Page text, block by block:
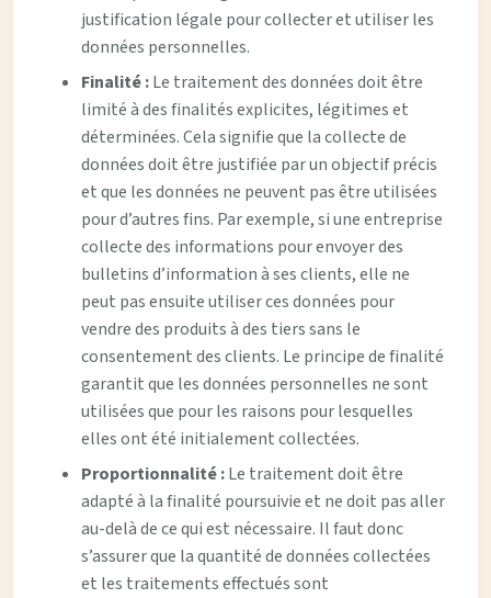
justification légale pour collecter et utiliser les
données personnelles.
Finalité :Le traitement des données doit être
limité à des finalités explicites, légitimes et
déterminées. Cela signifie que la collecte de
données doit être justifiée par un objectif précis
et que les données ne peuvent pas être utilisées
pour d’autres fins. Par exemple, si une entreprise
collecte des informations pour envoyer des
bulletins d’information à ses clients, elle ne
peut pas ensuite utiliser ces données pour
vendre des produits à des tiers sans le
consentement des clients. Le principe de finalité
garantit que les données personnelles ne sont
utilisées que pour les raisons pour lesquelles
elles ont été initialement collectées.
Proportionnalité :Le traitement doit être
adapté à la finalité poursuivie et ne doit pas aller
au-delà de ce qui est nécessaire. Il faut donc
s’assurer que la quantité de données collectées
et les traitements effectués sont